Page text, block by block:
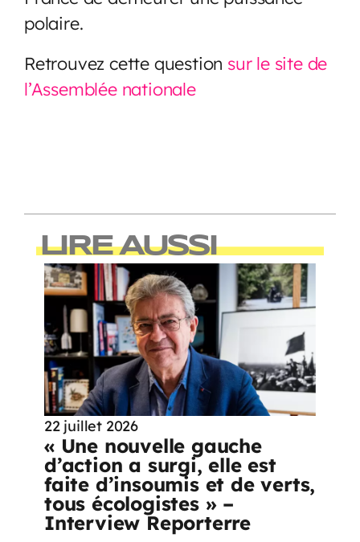
polaire.
Retrouvez cette question sur le site de
l’Assemblée nationale
LIRE AUSSI
22 juillet 2026
« Une nouvelle gauche
d’action a surgi, elle est
faite d’insoumis et de verts,
tous écologistes » –
Interview Reporterre